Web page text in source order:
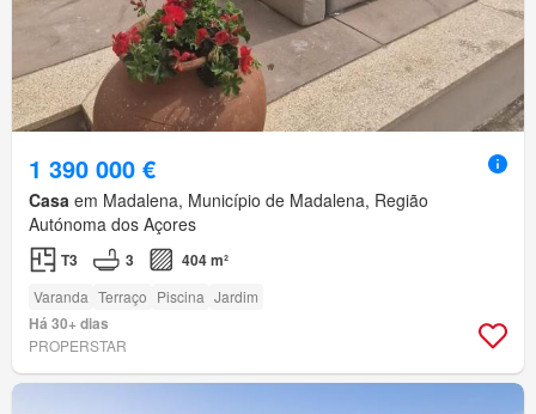
1 390 000 €
Casa em Madalena, Município de Madalena, Região
Autónoma dos Açores
T3 3 404 m²
Varanda Terraço Piscina Jardim
Há 30+ dias
PROPERSTAR